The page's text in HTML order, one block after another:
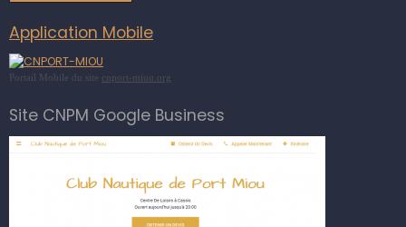
Application Mobile
Portail Mobile du site cnport-miou.org
Site CNPM Google Business